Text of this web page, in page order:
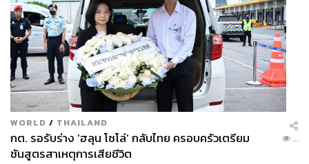
WORLD / THAILAND
กต. รอรับร่าง ‘ฮลุน โซโล่’ กลับไทย ครอบครัวเตรียม
ชันสูตรสาเหตุการเสียชีวิต
...